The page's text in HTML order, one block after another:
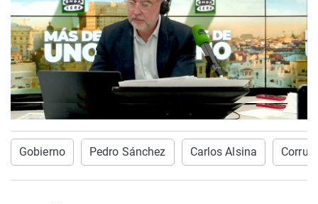
Gobierno Pedro Sánchez Carlos Alsina